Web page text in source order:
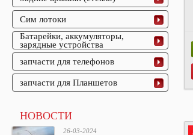
Сим лотоки
Батарейки, аккумуляторы,
зарядные устройства
запчасти для телефонов
запчасти для Планшетов
НОВОСТИ
26-03-2024